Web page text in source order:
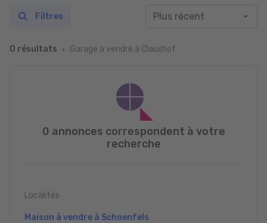
0 résultats Garage à vendre à Claushof
Filtres
0 annonces correspondent à votre
recherche
Localités
Maison à vendre à Schoenfels